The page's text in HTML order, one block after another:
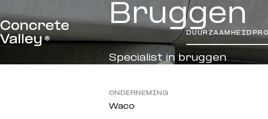
DUURZAAMHEID
Bruggen
Specialist in bruggen
ONDERNEMING
Waco